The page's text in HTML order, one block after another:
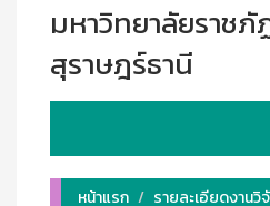
มหาวิทยาลัยราชภั
สุราษฎร์ธานี
หน้าแรก
รายละเอียดงาน